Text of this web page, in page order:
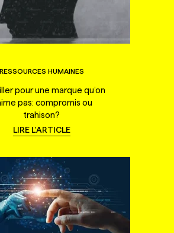
RESSOURCES HUMAINES
pour une marque qu’on
pas: compromis ou
trahison?
LIRE L'ARTICLE